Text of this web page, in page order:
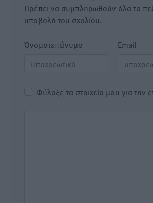
Πρέπει να συμπληρωθούν όλα τα
υποβολή του σχολίου.
Όνοματεπώνυμο Email
Φύλαξε τα στοιχεία μου για την